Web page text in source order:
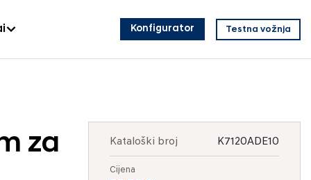
Konfigurator Testna vožnja
za Kataloški broj K7120ADE10
Cijena